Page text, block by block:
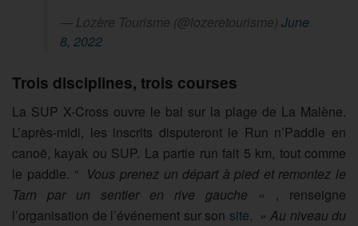
— Lozère Tourisme (@lozeretourisme) June
8, 2022
Trois disciplines, trois courses
La SUP X-Cross ouvre le bal sur la plage de La Malène.
L’après-midi, les inscrits disputeront le Run n’Paddle en
canoë, kayak ou SUP. La partie run fait 5 km, tout comme
le paddle. “ Vous prenez un départ à pied et remontez le
Tarn par un sentier en rive gauche « , renseigne
l’organisation de l’événement sur son site. » Au niveau du